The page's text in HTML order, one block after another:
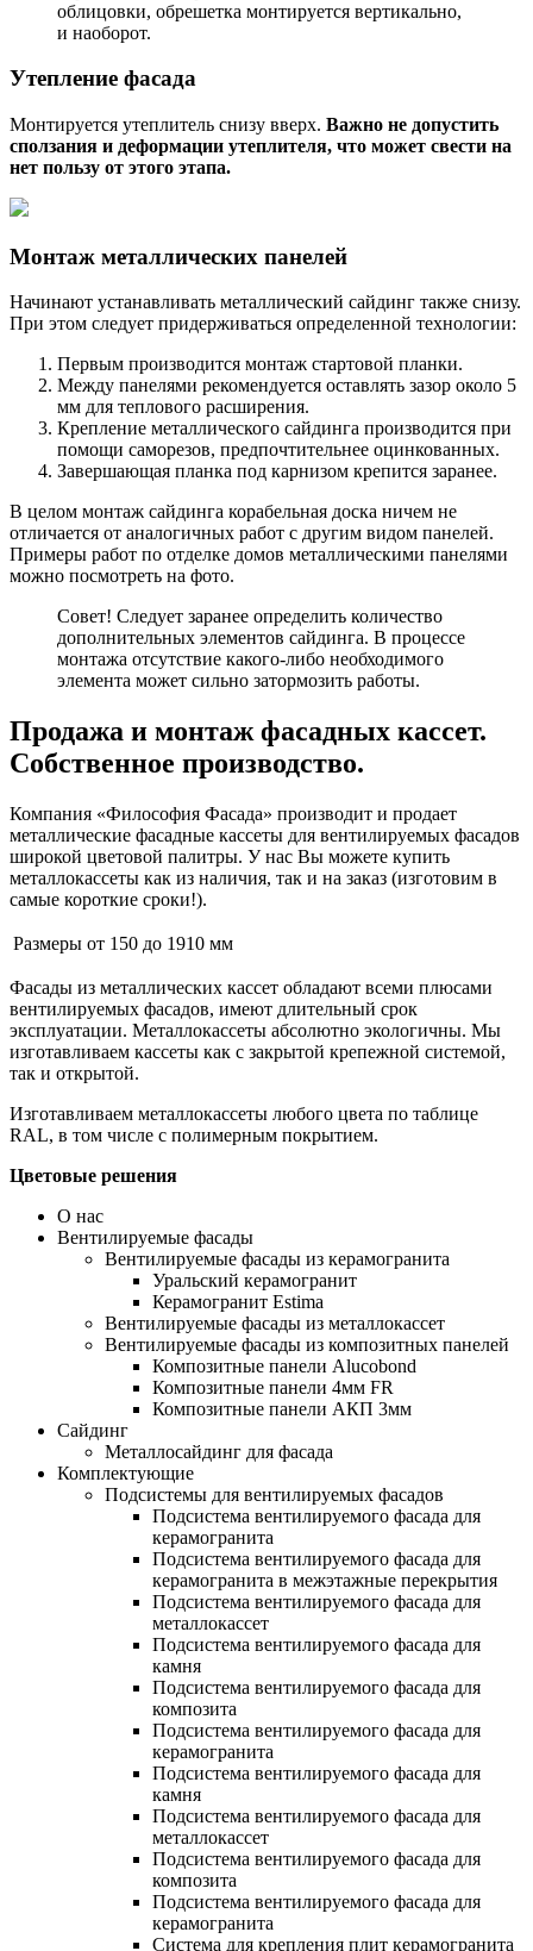
облицовки, обрешетка монтируется вертикально,
и наоборот.
Утепление фасада
Монтируется утеплитель снизу вверх. Важно не допустить
сползания и деформации утеплителя, что может свести на
нет пользу от этого этапа.
Монтаж металлических панелей
Начинают устанавливать металлический сайдинг также снизу.
При этом следует придерживаться определенной технологии:
Первым производится монтаж стартовой планки.
Между панелями рекомендуется оставлять зазор около 5
мм для теплового расширения.
Крепление металлического сайдинга производится при
помощи саморезов, предпочтительнее оцинкованных.
Завершающая планка под карнизом крепится заранее.
В целом монтаж сайдинга корабельная доска ничем не
отличается от аналогичных работ с другим видом панелей.
Примеры работ по отделке домов металлическими панелями
можно посмотреть на фото.
Совет! Следует заранее определить количество
дополнительных элементов сайдинга. В процессе
монтажа отсутствие какого-либо необходимого
элемента может сильно затормозить работы.
Продажа и монтаж фасадных кассет.
Собственное производство.
Компания «Философия Фасада» производит и продает
металлические фасадные кассеты для вентилируемых фасадов
широкой цветовой палитры. У нас Вы можете купить
металлокассеты как из наличия, так и на заказ (изготовим в
самые короткие сроки!).
Размеры от 150 до 1910 мм
Фасады из металлических кассет обладают всеми плюсами
вентилируемых фасадов, имеют длительный срок
эксплуатации. Металлокассеты абсолютно экологичны. Мы
изготавливаем кассеты как с закрытой крепежной системой,
так и открытой.
Изготавливаем металлокассеты любого цвета по таблице
RAL, в том числе с полимерным покрытием.
Цветовые решения
О нас
Вентилируемые фасады
Вентилируемые фасады из керамогранита
Уральский керамогранит
Керамогранит Estima
Вентилируемые фасады из металлокассет
Вентилируемые фасады из композитных панелей
Композитные панели Alucobond
Композитные панели 4мм FR
Композитные панели АКП 3мм
Сайдинг
Металлосайдинг для фасада
Комплектующие
Подсистемы для вентилируемых фасадов
Подсистема вентилируемого фасада для
керамогранита
Подсистема вентилируемого фасада для
керамогранита в межэтажные перекрытия
Подсистема вентилируемого фасада для
металлокассет
Подсистема вентилируемого фасада для
камня
Подсистема вентилируемого фасада для
композита
Подсистема вентилируемого фасада для
керамогранита
Подсистема вентилируемого фасада для
камня
Подсистема вентилируемого фасада для
металлокассет
Подсистема вентилируемого фасада для
композита
Подсистема вентилируемого фасада для
керамогранита
Система для крепления плит керамогранита